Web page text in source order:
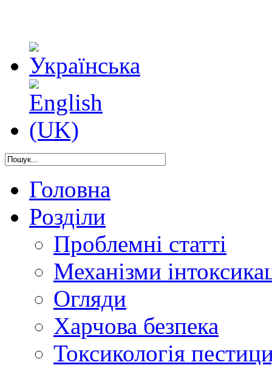
Головна
Розділи
Проблемні статті
Механізми
Огляди
Харчова безпека
Токсикологія